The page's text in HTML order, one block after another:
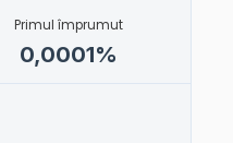
Primul împrumut
0,0001%